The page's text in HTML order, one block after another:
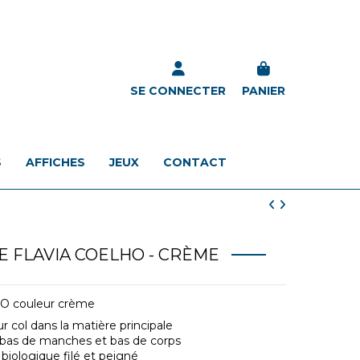
SE CONNECTER PANIER
AFFICHES JEUX CONTACT
FLAVIA COELHO - CRÈME
couleur crème
col dans la matière principale
de manches et bas de corps
filé et peigné